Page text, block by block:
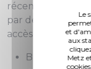
Le
et
aux
Metz
récemment
par deux agents
accès aux
Banque des